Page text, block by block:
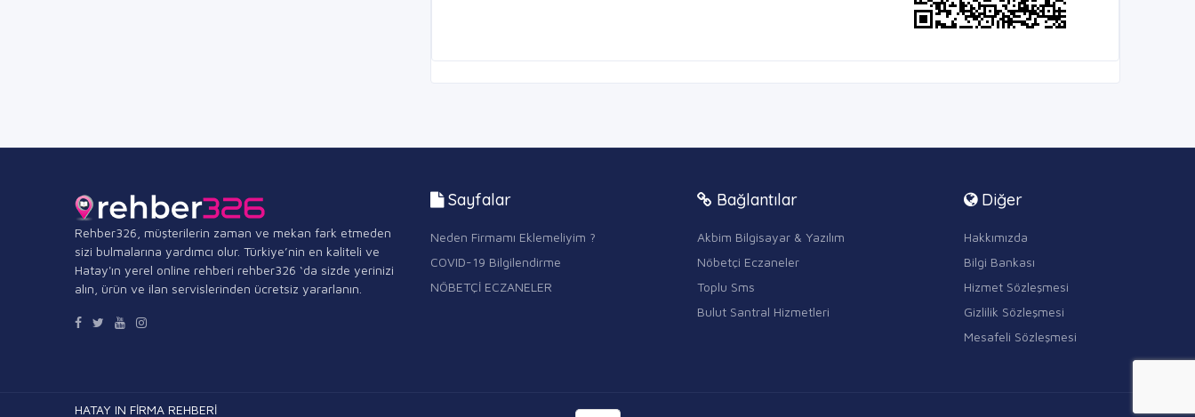
Rehber326, müşterilerin zaman ve mekan fark etmeden
sizi bulmalarına yardımcı olur. Türkiye’nin en kaliteli ve
Hatay'ın yerel online rehberi rehber326 ‘da sizde yerinizi
alın, ürün ve ilan servislerinden ücretsiz yararlanın.
Sayfalar
Neden Firmamı Eklemeliyim ?
COVID-19 Bilgilendirme
NÖBETÇİ ECZANELER
Bağlantılar
Akbim Bilgisayar & Yazılım
Nöbetçi Eczaneler
Toplu Sms
Bulut Santral Hizmetleri
Diğer
Hakkımızda
Bilgi Bankası
Hizmet Sözleşmesi
Gizlilik Sözleşmesi
Mesafeli Sözleşmesi
HATAY IN FİRMA REHBERİ